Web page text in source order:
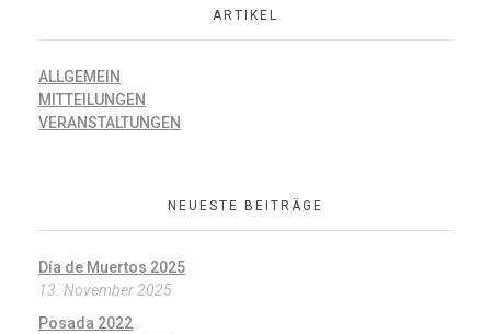
ARTIKEL
ALLGEMEIN
MITTEILUNGEN
VERANSTALTUNGEN
NEUESTE BEITRÄGE
Día de Muertos 2025
13. November 2025
Posada 2022